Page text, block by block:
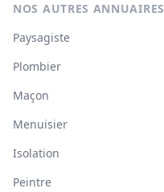
NOS AUTRES ANNUAIRES
Paysagiste
Plombier
Maçon
Menuisier
Isolation
Peintre